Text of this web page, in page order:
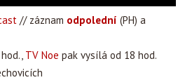
// záznam odpolední (PH) a
TV Noe pak vysílá od 18 hod.